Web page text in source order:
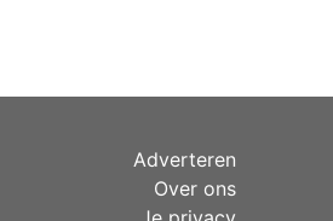
Adverteren
Over ons